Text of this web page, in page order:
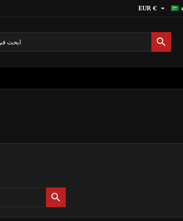
EUR € 

